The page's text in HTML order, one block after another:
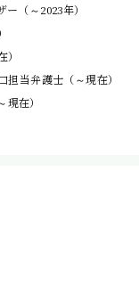
（～2023年）
当弁護士（～現在）
在）